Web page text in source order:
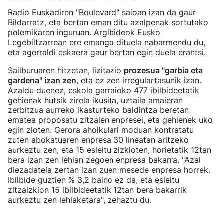
Radio Euskadiren "Boulevard" saioan izan da gaur
Bildarratz, eta bertan eman ditu azalpenak sortutako
polemikaren inguruan. Argibideok Eusko
Legebiltzarrean ere emango dituela nabarmendu du,
eta agerraldi eskaera gaur bertan egin duela erantsi.
Sailburuaren hitzetan, lizitazio prozesua "garbia eta
gardena" izan zen, eta ez zen irregulartasunik izan.
Azaldu duenez, eskola garraioko 477 ibilbideetatik
gehienak hutsik zirela ikusita, uztaila amaieran
zerbitzua aurreko ikasturteko baldintza beretan
ematea proposatu zitzaien enpresei, eta gehienek uko
egin zioten. Gerora aholkulari moduan kontratatu
zuten abokatuaren enpresa 30 lineatan aritzeko
aurkeztu zen, eta 15 esleitu zizkioten, horietatik 12tan
bera izan zen lehian zegoen enpresa bakarra. "Azal
diezadatela zertan izan zuen mesede enpresa horrek.
Ibilbide guztien % 3,2 baino ez da, eta esleitu
zitzaizkion 15 ibilbideetatik 12tan bera bakarrik
aurkeztu zen lehiaketara", zehaztu du.